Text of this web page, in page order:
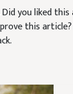
Did you liked
this article?